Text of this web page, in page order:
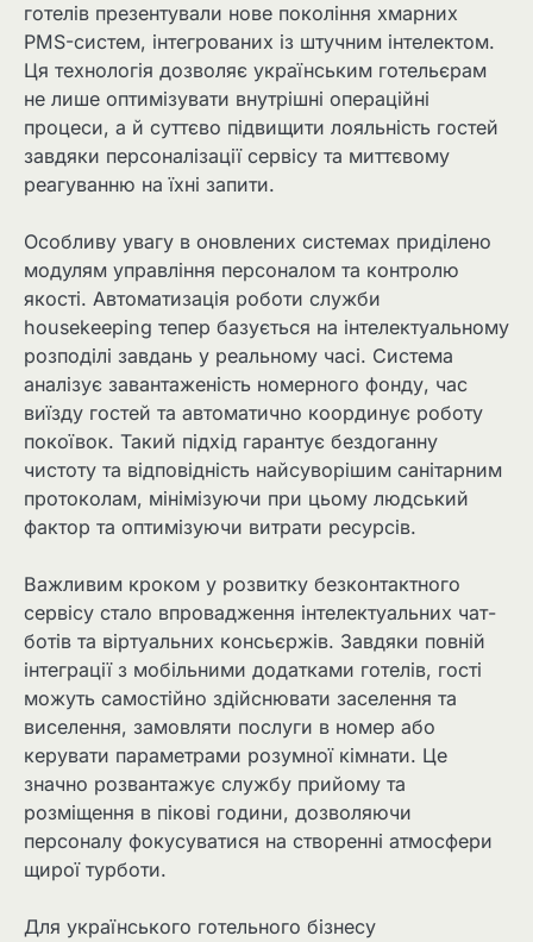
готелів презентували нове покоління хмарних
PMS-систем, інтегрованих із штучним інтелектом.
Ця технологія дозволяє українським готельєрам
не лише оптимізувати внутрішні операційні
процеси, а й суттєво підвищити лояльність гостей
завдяки персоналізації сервісу та миттєвому
реагуванню на їхні запити.
Особливу увагу в оновлених системах приділено
модулям управління персоналом та контролю
якості. Автоматизація роботи служби
housekeeping тепер базується на інтелектуальному
розподілі завдань у реальному часі. Система
аналізує завантаженість номерного фонду, час
виїзду гостей та автоматично координує роботу
покоївок. Такий підхід гарантує бездоганну
чистоту та відповідність найсуворішим санітарним
протоколам, мінімізуючи при цьому людський
фактор та оптимізуючи витрати ресурсів.
Важливим кроком у розвитку безконтактного
сервісу стало впровадження інтелектуальних чат-
ботів та віртуальних консьєржів. Завдяки повній
інтеграції з мобільними додатками готелів, гості
можуть самостійно здійснювати заселення та
виселення, замовляти послуги в номер або
керувати параметрами розумної кімнати. Це
значно розвантажує службу прийому та
розміщення в пікові години, дозволяючи
персоналу фокусуватися на створенні атмосфери
щирої турботи.
Для українського готельного бізнесу